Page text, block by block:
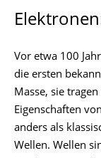
Vor etwa 100
die ersten
Masse, sie
Eigenschaften
anders als
Wellen. Wellen